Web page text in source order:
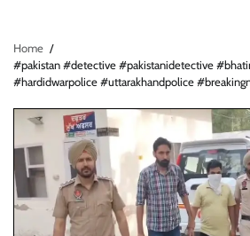
Home
#pakistan #detective #pakistanidetective
#hardidwarpolice #uttarakhandpolice